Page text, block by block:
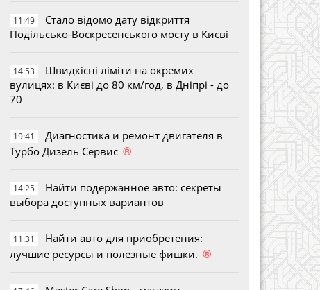
11:49
Стало відомо дату відкриття
Подільсько-Воскресенського мосту в Києві
14:53
Швидкісні ліміти на окремих
вулицях: в Києві до 80 км/год, в Дніпрі - до
70
19:41
Диагностика и ремонт двигателя в
Турбо Дизель Сервис ®
14:25
Найти подержанное авто: секреты
выбора доступных вариантов
11:31
Найти авто для приобретения:
лучшие ресурсы и полезные фишки. ®